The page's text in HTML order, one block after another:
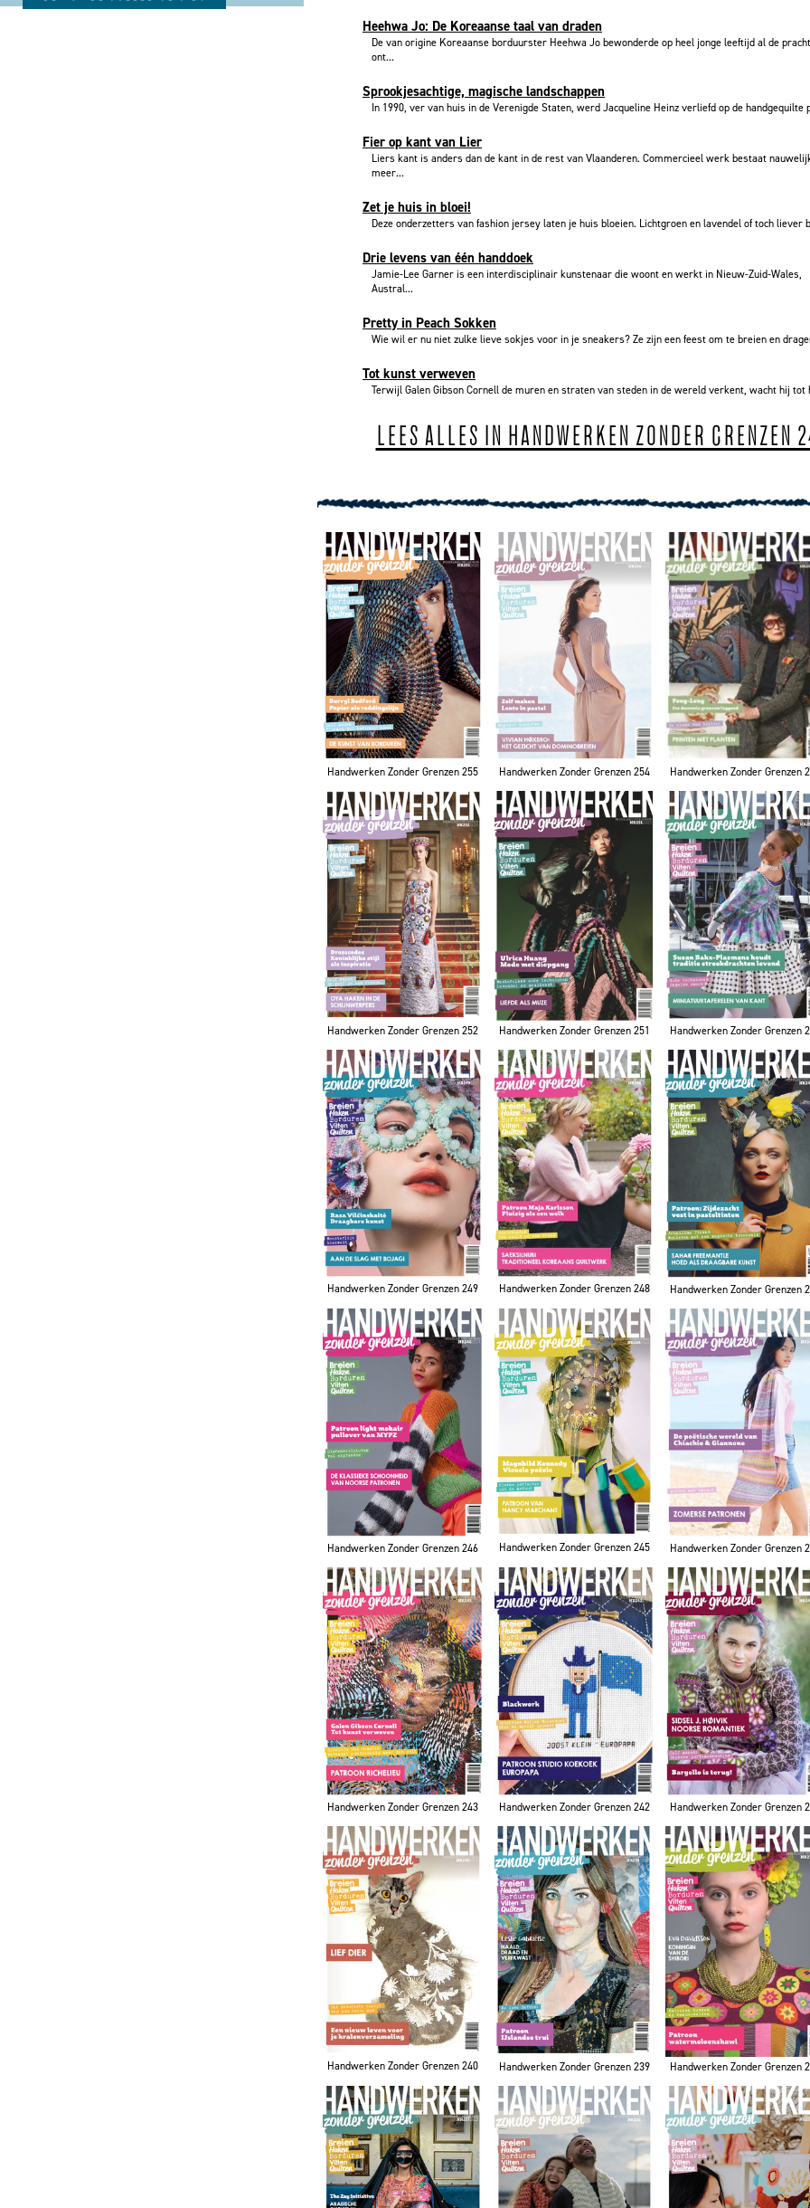
Heehwa Jo: De Koreaanse taal van draden
De van origine Koreaanse borduurster Heehwa Jo bewonderde op heel jonge leeftijd al de
ont...
Sprookjesachtige, magische landschappen
In 1990, ver van huis in de Verenigde Staten, werd Jacqueline Heinz verliefd op de handgequilte
Fier op kant van Lier
Liers kant is anders dan de kant in de rest van Vlaanderen. Commercieel werk bestaat
meer...
Zet je huis in bloei!
Deze onderzetters van fashion jersey laten je huis bloeien. Lichtgroen en lavendel of toch liever
Drie levens van één handdoek
Jamie-Lee Garner is een interdisciplinair kunstenaar die woont en werkt in Nieuw-Zuid-Wales,
Austral...
Pretty in Peach Sokken
Wie wil er nu niet zulke lieve sokjes voor in je sneakers? Ze zijn een feest om te breien en
Tot kunst verweven
Terwijl Galen Gibson Cornell de muren en straten van steden in de wereld verkent, wacht hij tot
LEES ALLES IN HANDWERKEN ZONDER GRENZEN
Handwerken Zonder Grenzen 255 Handwerken Zonder Grenzen 254 Handwerken Zonder Grenzen
Handwerken Zonder Grenzen 252 Handwerken Zonder Grenzen 251 Handwerken Zonder Grenzen
Handwerken Zonder Grenzen 249 Handwerken Zonder Grenzen 248 Handwerken Zonder Grenzen
Handwerken Zonder Grenzen 246 Handwerken Zonder Grenzen 245 Handwerken Zonder Grenzen
Handwerken Zonder Grenzen 243 Handwerken Zonder Grenzen 242 Handwerken Zonder Grenzen
Handwerken Zonder Grenzen 240 Handwerken Zonder Grenzen 239 Handwerken Zonder Grenzen